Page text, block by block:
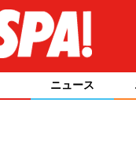
ニュース